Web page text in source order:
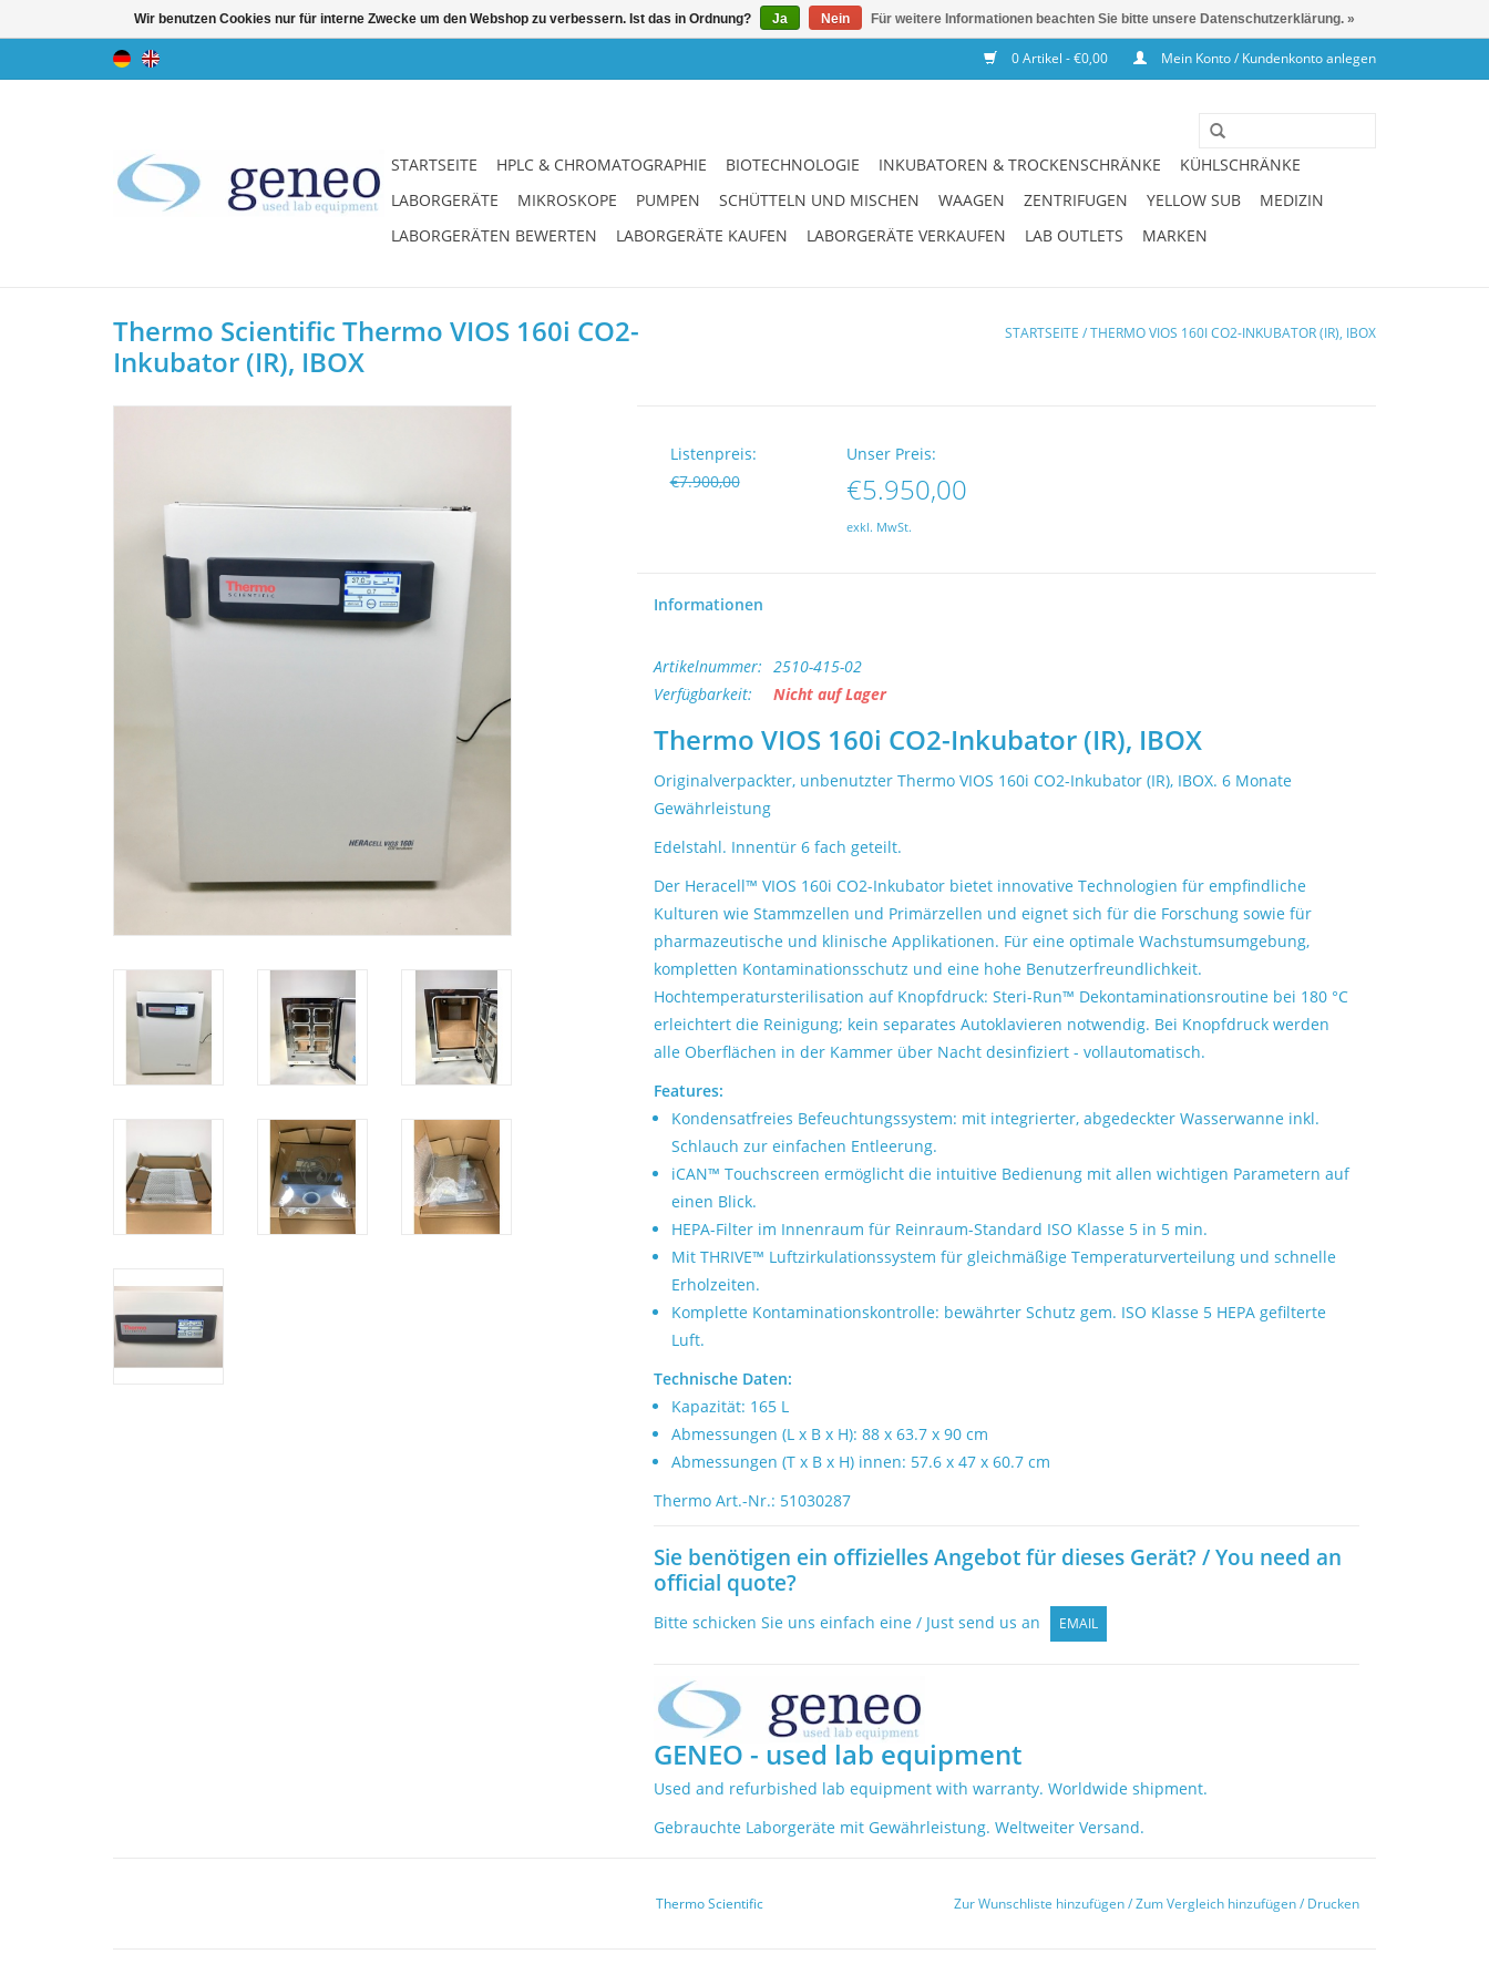
0 Artikel - €0,00 Mein Konto / Kundenkonto anlegen
STARTSEITE HPLC & CHROMATOGRAPHIE BIOTECHNOLOGIE INKUBATOREN & TROCKENSCHRÄNKE
KÜHLSCHRÄNKE
LABORGERÄTE
MIKROSKOPE PUMPEN SCHÜTTELN UND MISCHEN WAAGEN ZENTRIFUGEN YELLOW SUB
MEDIZIN
LABORGERÄTEN BEWERTEN
LABORGERÄTE KAUFEN LABORGERÄTE VERKAUFEN LAB OUTLETS MARKEN
Thermo Scientific Thermo VIOS 160i CO2-
Inkubator (IR), IBOX
STARTSEITE /THERMO VIOS 160I CO2-INKUBATOR (IR), IBOX
Listenpreis:
€7.900,00
Unser Preis:
€5.950,00
exkl. MwSt.
Informationen
Artikelnummer: 2510-415-02
Verfügbarkeit:
Nicht auf Lager
Thermo VIOS 160i CO2-Inkubator (IR), IBOX
Originalverpackter, unbenutzter Thermo VIOS 160i CO2-Inkubator (IR), IBOX. 6 Monate
Gewährleistung
Edelstahl. Innentür 6 fach geteilt.
Der Heracell™ VIOS 160i CO2-Inkubator bietet innovative Technologien für empfindliche
Kulturen wie Stammzellen und Primärzellen und eignet sich für die Forschung sowie für
pharmazeutische und klinische Applikationen. Für eine optimale Wachstumsumgebung,
kompletten Kontaminationsschutz und eine hohe Benutzerfreundlichkeit.
Hochtemperatursterilisation auf Knopfdruck: Steri-Run™ Dekontaminationsroutine bei 180 °C
erleichtert die Reinigung; kein separates Autoklavieren notwendig. Bei Knopfdruck werden
alle Oberflächen in der Kammer über Nacht desinfiziert - vollautomatisch.
Features:
Kondensatfreies Befeuchtungssystem: mit integrierter, abgedeckter Wasserwanne inkl.
Schlauch zur einfachen Entleerung.
iCAN™ Touchscreen ermöglicht die intuitive Bedienung mit allen wichtigen Parametern auf
einen Blick.
HEPA-Filter im Innenraum für Reinraum-Standard ISO Klasse 5 in 5 min.
Mit THRIVE™ Luftzirkulationssystem für gleichmäßige Temperaturverteilung und schnelle
Erholzeiten.
Komplette Kontaminationskontrolle: bewährter Schutz gem. ISO Klasse 5 HEPA gefilterte
Luft.
Technische Daten:
Kapazität: 165 L
Abmessungen (L x B x H): 88 x 63.7 x 90 cm
Abmessungen (T x B x H) innen: 57.6 x 47 x 60.7 cm
Thermo Art.-Nr.: 51030287
Sie benötigen ein offizielles Angebot für dieses Gerät? / You need an
official quote?
Bitte schicken Sie uns einfach eine / Just send us an EMAIL
GENEO - used lab equipment
Used and refurbished lab equipment with warranty. Worldwide shipment.
Gebrauchte Laborgeräte mit Gewährleistung. Weltweiter Versand.
Thermo Scientific Zur Wunschliste hinzufügen/Zum Vergleich hinzufügen/ Drucken
Wir benutzen Cookies nur für interne Zwecke um den Webshop zu verbessern. Ist das in Ordnung? Ja Nein Für weitere Informationen beachten Sie bitte unsere Datenschutzerklärung. »